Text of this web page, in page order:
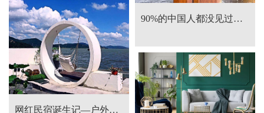
90%的中国人都没见过的中国风！附海量美图
网红民宿诞生记—户外家居的无穷魅力